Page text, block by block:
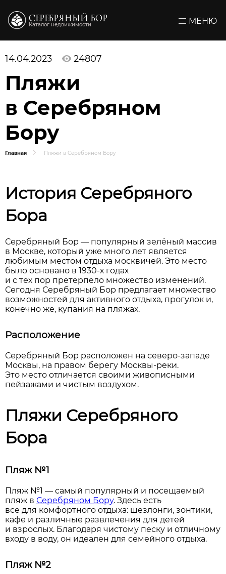
СЕРЕБРЯНЫЙ БОР
Каталог недвижимости МЕНЮ
14.04.2023 24807
Пляжи
в Серебряном
Бору
Главная Пляжи в Серебряном Бору
История Серебряного
Бора
Серебряный Бор — популярный зелёный массив
в Москве, который уже много лет является
любимым местом отдыха москвичей. Это место
было основано в 1930-х годах
и с тех пор претерпело множество изменений.
Сегодня Серебряный Бор предлагает множество
возможностей для активного отдыха, прогулок и,
конечно же, купания на пляжах.
Расположение
Серебряный Бор расположен на северо-западе
Москвы, на правом берегу Москвы-реки.
Это место отличается своими живописными
пейзажами и чистым воздухом.
Пляжи Серебряного
Бора
Пляж №1
Пляж №1 — самый популярный и посещаемый
пляж в Серебряном Бору. Здесь есть
все для комфортного отдыха: шезлонги, зонтики,
кафе и различные развлечения для детей
и взрослых. Благодаря чистому песку и отличному
входу в воду, он идеален для семейного отдыха.
Пляж №2